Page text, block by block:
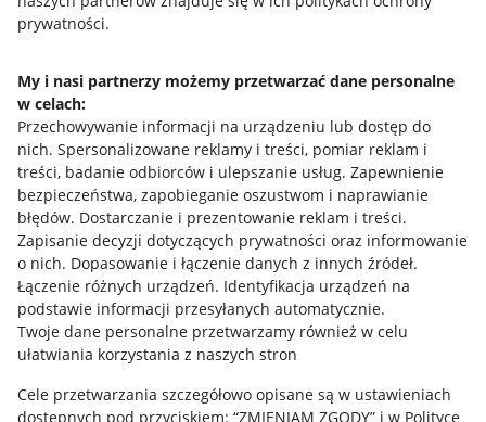
prywatności.
My i nasi partnerzy możemy przetwarzać dane personalne
w celach:
Przechowywanie informacji na urządzeniu lub dostęp do
nich. Spersonalizowane reklamy i treści, pomiar reklam i
treści, badanie odbiorców i ulepszanie usług. Zapewnienie
bezpieczeństwa, zapobieganie oszustwom i naprawianie
błędów. Dostarczanie i prezentowanie reklam i treści.
Zapisanie decyzji dotyczących prywatności oraz informowanie
o nich. Dopasowanie i łączenie danych z innych źródeł.
Łączenie różnych urządzeń. Identyfikacja urządzeń na
podstawie informacji przesyłanych automatycznie.
Twoje dane personalne przetwarzamy również w celu
ułatwiania korzystania z naszych stron
Cele przetwarzania szczegółowo opisane są w ustawieniach
dostępnych pod przyciskiem: “ZMIENIAM ZGODY” i w Polityce
Jak to działa
Allegro Gadane dla sprzedających
Allegro Gadane dla kupujących
Mapa miejscowości
Informacje prawne
Regulamin
Polityka plików "cookies"
Ustawienia plików "cookies"
Udostępnianie lokalizacji